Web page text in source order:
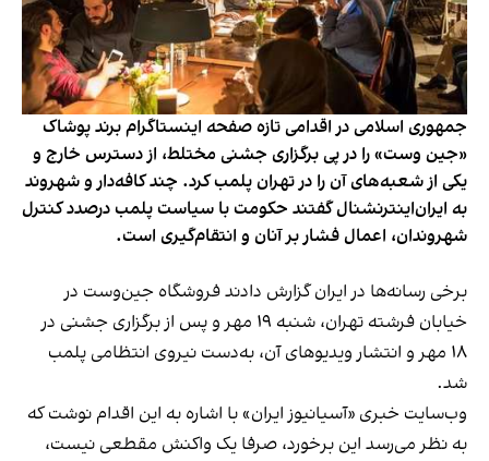
جمهوری اسلامی در اقدامی تازه صفحه اینستاگرام برند پوشاک
«جین وست» را در پی برگزاری جشنی مختلط، از دسترس خارج و
یکی از شعبه‌های آن را در تهران پلمب کرد. چند کافه‌‌دار و شهروند
به ایران‌اینترنشنال گفتند حکومت با سیاست پلمب درصدد کنترل
شهروندان، اعمال فشار بر آنان و انتقام‌گیری است.
برخی رسانه‌ها در ایران گزارش دادند فروشگاه جین‌وست در
خیابان فرشته تهران، شنبه ۱۹ مهر و پس از برگزاری جشنی در
۱۸ مهر و انتشار ویدیوهای آن، به‌دست نیروی انتظامی پلمب
شد.
وب‌سایت خبری «آسیانیوز ایران» با اشاره به این اقدام نوشت که
به نظر می‌رسد این برخورد، صرفا یک واکنش مقطعی نیست،